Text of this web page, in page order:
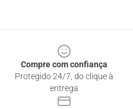
Compre com confiança
Protegido 24/7, do clique à
entrega